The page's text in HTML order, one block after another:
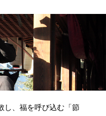
し、福を呼び込む「節